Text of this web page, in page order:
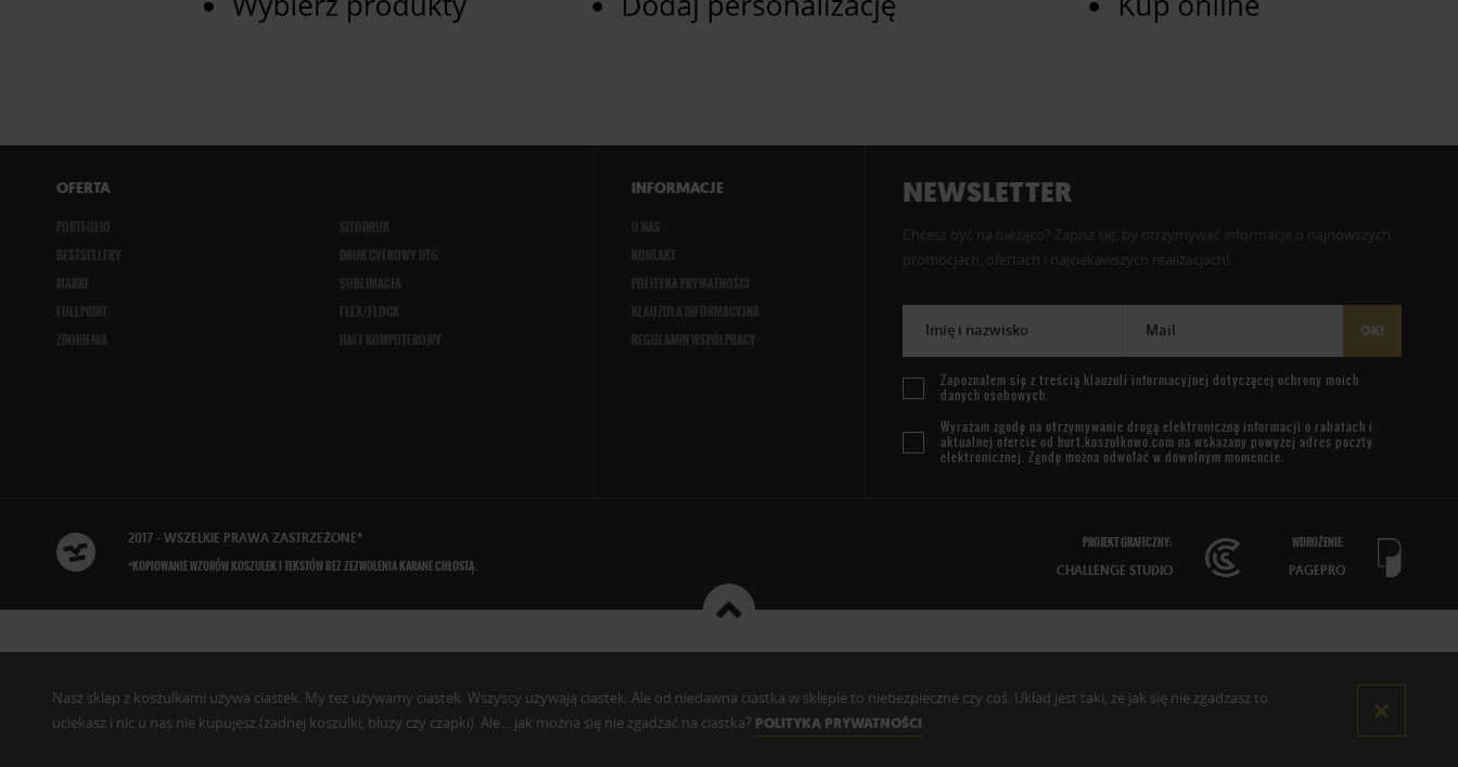
OFERTA
PORTFOLIO
BESTSELLERY
MARKI
FULLPRINT
ZDOBIENIA
SITODRUK
DRUK CYFROWY DTG
SUBLIMACJA
FLEX/FLOCK
HAFT KOMPUTEROWY
INFORMACJE
O NAS
KONTAKT
POLITYKA PRYWATNOŚCI
KLAUZULA INFORMACYJNA
REGULAMIN WSPÓŁPRACY
NEWSLETTER
Chcesz być na bieżąco? Zapisz się, by otrzymywać informacje o najnowszych
promocjach, ofertach i najciekawszych realizacjach!
Imię i nazwisko Mail OK!
Zapoznałem się z treścią klauzuli informacyjnej dotyczącej ochrony moich
danych osobowych.
Wyrażam zgodę na otrzymywanie drogą elektroniczną informacji o rabatach i
aktualnej ofercie od hurt.koszulkowo.com na wskazany powyżej adres poczty
elektronicznej. Zgodę można odwołać w dowolnym momencie.
2017 - WSZELKIE PRAWA ZASTRZEŻONE*
*KOPIOWANIE WZORÓW KOSZULEK I TEKSTÓW BEZ ZEZWOLENIA KARANE CHŁOSTĄ.
PROJEKT GRAFICZNY:
CHALLENGE STUDIO
WDROŻENIE:
PAGEPRO
Nasz sklep z koszulkami używa ciastek. My też używamy ciastek. Wszyscy używają ciastek. Ale od niedawna ciastka w sklepie to niebezpieczne czy coś. Układ jest taki, że jak się nie zgadzasz to
uciekasz i nic u nas nie kupujesz (żadnej koszulki, bluzy czy czapki). Ale… jak można się nie zgadzać na ciastka? POLITYKA PRYWATNOŚCI